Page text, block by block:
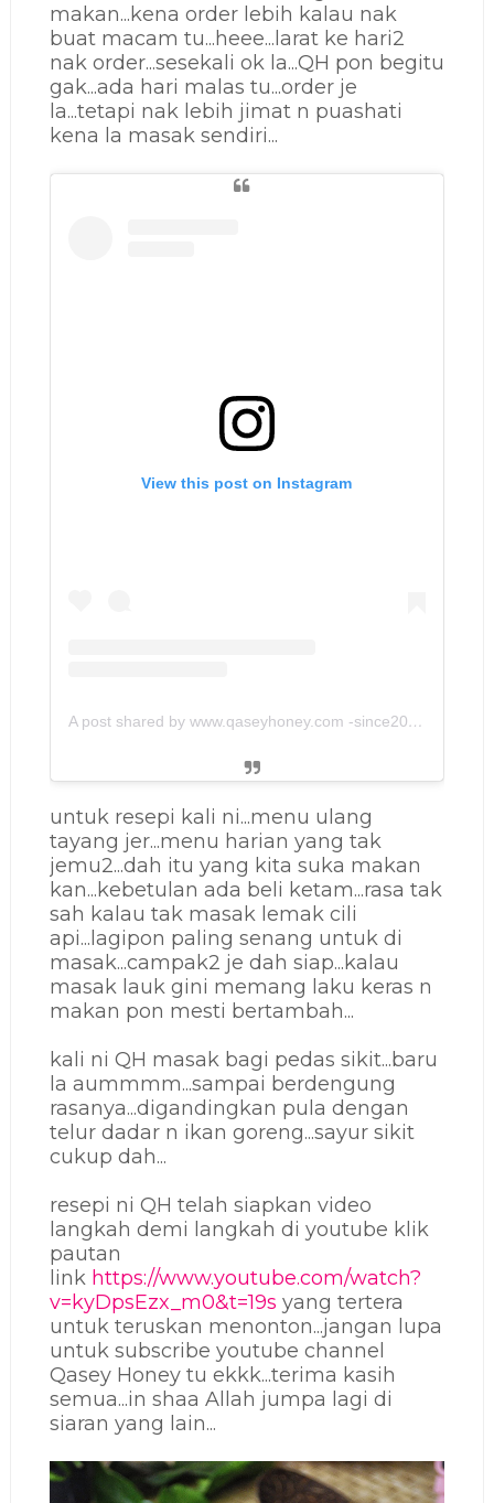
makan...kena order lebih kalau nak
buat macam tu...heee...larat ke hari2
nak order...sesekali ok la...QH pon begitu
gak...ada hari malas tu...order je
la...tetapi nak lebih jimat n puashati
kena la masak sendiri...
View this post on Instagram
A post shared by www.qaseyhoney.com -since2011 (@qaseyhoney)
untuk resepi kali ni...menu ulang
tayang jer...menu harian yang tak
jemu2...dah itu yang kita suka makan
kan...kebetulan ada beli ketam...rasa tak
sah kalau tak masak lemak cili
api...lagipon paling senang untuk di
masak...campak2 je dah siap...kalau
masak lauk gini memang laku keras n
makan pon mesti bertambah...
kali ni QH masak bagi pedas sikit...baru
la aummmm...sampai berdengung
rasanya...digandingkan pula dengan
telur dadar n ikan goreng...sayur sikit
cukup dah...
resepi ni QH telah siapkan video
langkah demi langkah di youtube klik
pautan
link https://www.youtube.com/watch?
v=kyDpsEzx_m0&t=19s yang tertera
untuk teruskan menonton...jangan lupa
untuk subscribe youtube channel
Qasey Honey tu ekkk...terima kasih
semua...in shaa Allah jumpa lagi di
siaran yang lain...